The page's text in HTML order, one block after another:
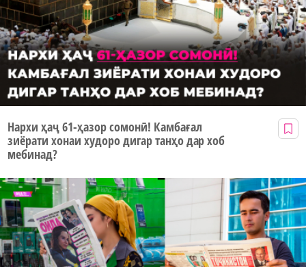
Нархи ҳаҷ 61-ҳазор сомонӣ! Камбағал
зиёрати хонаи худоро дигар танҳо дар хоб
мебинад?